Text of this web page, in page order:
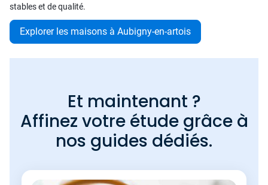
stables et de qualité.
Explorer les maisons à Aubigny-en-artois
Et maintenant ?
Affinez votre étude grâce à
nos guides dédiés.